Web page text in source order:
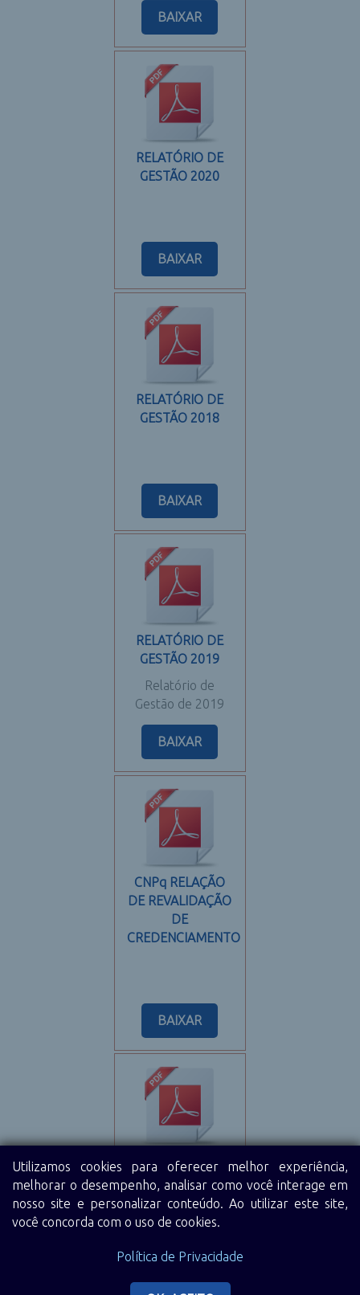
BAIXAR
RELATÓRIO DE
GESTÃO 2020
BAIXAR
RELATÓRIO DE
GESTÃO 2018
BAIXAR
RELATÓRIO DE
GESTÃO 2019
Relatório de
Gestão de 2019
BAIXAR
CNPq RELAÇÃO
DE REVALIDAÇÃO
DE
CREDENCIAMENTO
BAIXAR
atividades-2014
Atividades
Desenvolvidas
2014
Utilizamos cookies para oferecer melhor experiência,
melhorar o desempenho, analisar como você interage em
nosso site e personalizar conteúdo. Ao utilizar este site,
você concorda com o uso de cookies.
Política de Privacidade